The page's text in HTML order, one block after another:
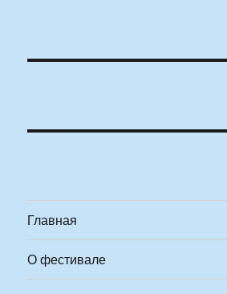
Главная
О фестивале